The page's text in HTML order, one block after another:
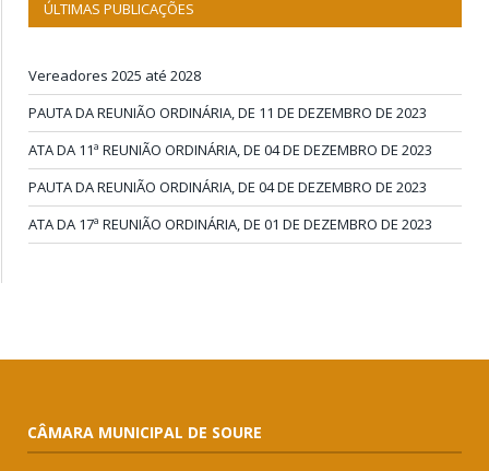
ÚLTIMAS PUBLICAÇÕES
Vereadores 2025 até 2028
PAUTA DA REUNIÃO ORDINÁRIA, DE 11 DE DEZEMBRO DE 2023
ATA DA 11ª REUNIÃO ORDINÁRIA, DE 04 DE DEZEMBRO DE 2023
PAUTA DA REUNIÃO ORDINÁRIA, DE 04 DE DEZEMBRO DE 2023
ATA DA 17ª REUNIÃO ORDINÁRIA, DE 01 DE DEZEMBRO DE 2023
CÂMARA MUNICIPAL DE SOURE